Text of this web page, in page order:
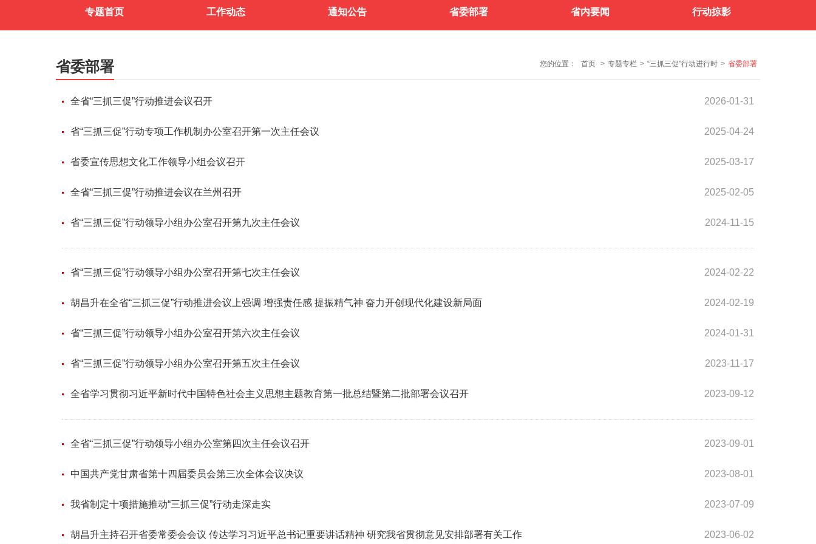
专题首页 工作动态 通知公告 省委部署 省内要闻 行动掠影
您的位置： 首页 > 专题专栏 > “三抓三促”行动进行时 > 省委部署
省委部署
2026-01-31
全省“三抓三促”行动推进会议召开
2025-04-24
省“三抓三促”行动专项工作机制办公室召开第一次主任会议
2025-03-17
省委宣传思想文化工作领导小组会议召开
2025-02-05
全省“三抓三促”行动推进会议在兰州召开
2024-11-15
省“三抓三促”行动领导小组办公室召开第九次主任会议
2024-02-22
省“三抓三促”行动领导小组办公室召开第七次主任会议
2024-02-19
胡昌升在全省“三抓三促”行动推进会议上强调 增强责任感 提振精气神 奋力开创现代化建设新局面
2024-01-31
省“三抓三促”行动领导小组办公室召开第六次主任会议
2023-11-17
省“三抓三促”行动领导小组办公室召开第五次主任会议
2023-09-12
全省学习贯彻习近平新时代中国特色社会主义思想主题教育第一批总结暨第二批部署会议召开
2023-09-01
全省“三抓三促”行动领导小组办公室第四次主任会议召开
2023-08-01
中国共产党甘肃省第十四届委员会第三次全体会议决议
2023-07-09
我省制定十项措施推动“三抓三促”行动走深走实
2023-06-02
胡昌升主持召开省委常委会会议 传达学习习近平总书记重要讲话精神 研究我省贯彻意见安排部署有关工作